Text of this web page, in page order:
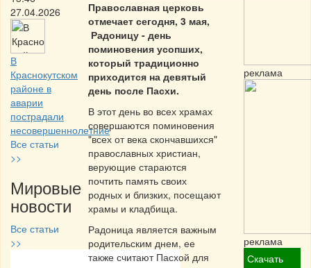
27.04.2026
В
Краснокутском
районе в
аварии
пострадали
несовершеннолетние
Все статьи
>>
Мировые
новости
Все статьи
>>
Православная церковь
отмечает сегодня, 3 мая,
Радоницу - день
поминовения усопших,
который традиционно
приходится на девятый
день после Пасхи.
В этот день во всех храмах
совершаются поминовения
"всех от века скончавшихся"
православных христиан,
верующие стараются
почтить память своих
родных и близких, посещают
храмы и кладбища.
Радоница является важным
родительским днем, ее
также считают Пасхой для
реклама
реклама
Скачать